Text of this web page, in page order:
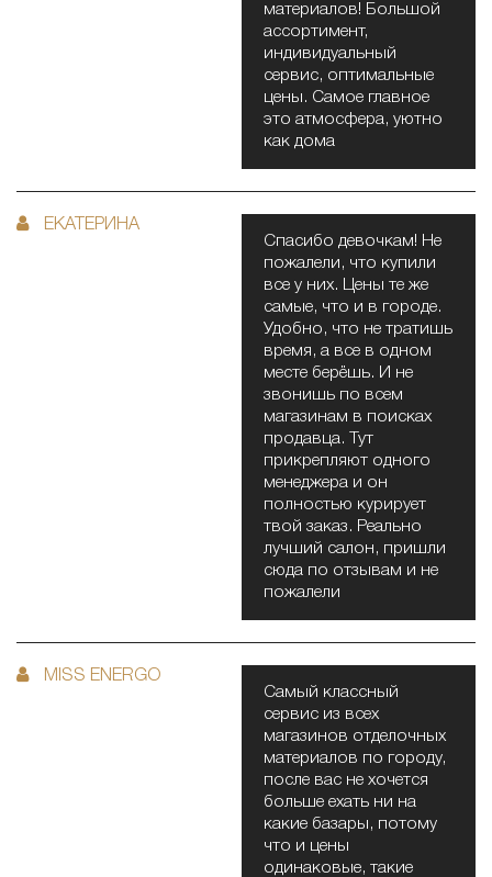
материалов! Большой
ассортимент,
индивидуальный
сервис, оптимальные
цены. Самое главное
это атмосфера, уютно
как дома
ЕКАТЕРИНА
Спасибо девочкам! Не
пожалели, что купили
все у них. Цены те же
самые, что и в городе.
Удобно, что не тратишь
время, а все в одном
месте берёшь. И не
звонишь по всем
магазинам в поисках
продавца. Тут
прикрепляют одного
менеджера и он
полностью курирует
твой заказ. Реально
лучший салон, пришли
сюда по отзывам и не
пожалели
MISS ENERGO
Самый классный
сервис из всех
магазинов отделочных
материалов по городу,
после вас не хочется
больше ехать ни на
какие базары, потому
что и цены
одинаковые, такие